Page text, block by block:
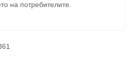
на потребителите